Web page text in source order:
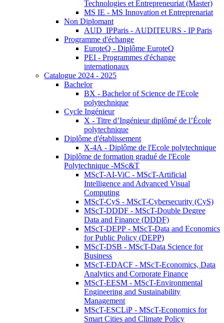
Technologies et Entrepreneuriat (Master)
MS IE - MS Innovation et Entreprenariat
Non Diplomant
AUD_IPParis - AUDITEURS - IP Paris
Programme d'échange
EuroteQ - Diplôme EuroteQ
PEI - Programmes d'échange
internationaux
Catalogue 2024 - 2025
Bachelor
BX - Bachelor of Science de l'Ecole
polytechnique
Cycle Ingénieur
X - Titre d’Ingénieur diplômé de l’École
polytechnique
Diplôme d'établissement
X-4A - Diplôme de l'Ecole polytechnique
Diplôme de formation gradué de l'Ecole
Polytechnique -MSc&T
MScT-AI-ViC - MScT-Artificial
Intelligence and Advanced Visual
Computing
MScT-CyS - MScT-Cybersecurity (CyS)
MScT-DDDF - MScT-Double Degree
Data and Finance (DDDF)
MScT-DEPP - MScT-Data and Economics
for Public Policy (DEPP)
MScT-DSB - MScT-Data Science for
Business
MScT-EDACF - MScT-Economics, Data
Analytics and Corporate Finance
MScT-EESM - MScT-Environmental
Engineering and Sustainability
Management
MScT-ESCLiP - MScT-Economics for
Smart Cities and Climate Policy